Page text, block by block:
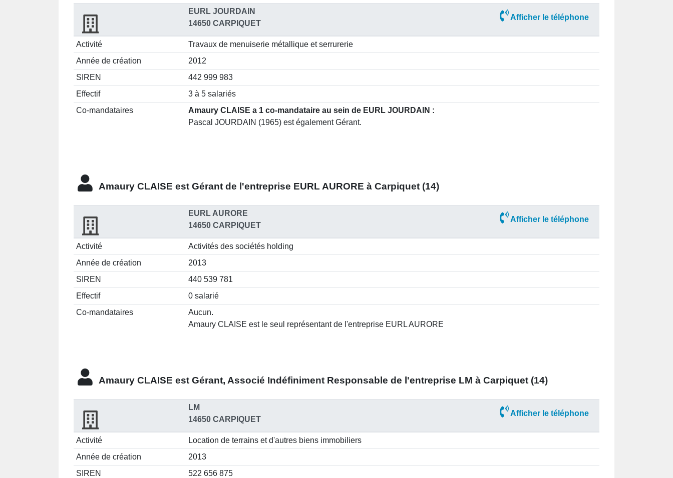
Afficher le téléphone
EURL JOURDAIN
14650 CARPIQUET
Activité
Travaux de menuiserie métallique et serrurerie
Année de création
2012
SIREN
442 999 983
Effectif
3 à 5 salariés
Co-mandataires
Amaury CLAISE a 1 co-mandataire au sein de EURL JOURDAIN :
Pascal JOURDAIN (1965) est également Gérant.
Amaury CLAISE est Gérant de l'entreprise EURL AURORE à Carpiquet (14)
Afficher le téléphone
EURL AURORE
14650 CARPIQUET
Activité
Activités des sociétés holding
Année de création
2013
SIREN
440 539 781
Effectif
0 salarié
Co-mandataires
Aucun.
Amaury CLAISE est le seul représentant de l'entreprise EURL AURORE
Amaury CLAISE est Gérant, Associé Indéfiniment Responsable de l'entreprise LM à Carpiquet (14)
Afficher le téléphone
LM
14650 CARPIQUET
Activité
Location de terrains et d'autres biens immobiliers
Année de création
2013
SIREN
522 656 875